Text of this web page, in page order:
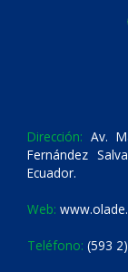
Dirección: Av.
Fernández
Ecuador.
Web:
Teléfono: (593